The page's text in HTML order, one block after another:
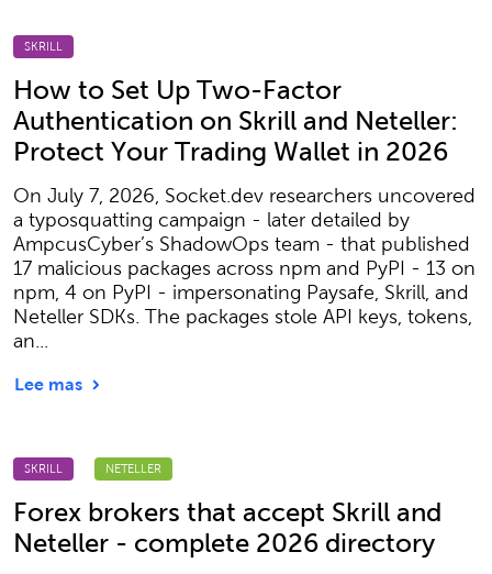
SKRILL
How to Set Up Two-Factor
Authentication on Skrill and Neteller:
Protect Your Trading Wallet in 2026
On July 7, 2026, Socket.dev researchers uncovered
a typosquatting campaign - later detailed by
AmpcusCyber’s ShadowOps team - that published
17 malicious packages across npm and PyPI - 13 on
npm, 4 on PyPI - impersonating Paysafe, Skrill, and
Neteller SDKs. The packages stole API keys, tokens,
an...
Lee mas
SKRILL NETELLER
Forex brokers that accept Skrill and
Neteller - complete 2026 directory